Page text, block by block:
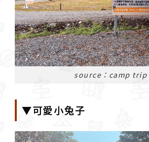
source：camp trip
▼可愛小兔子